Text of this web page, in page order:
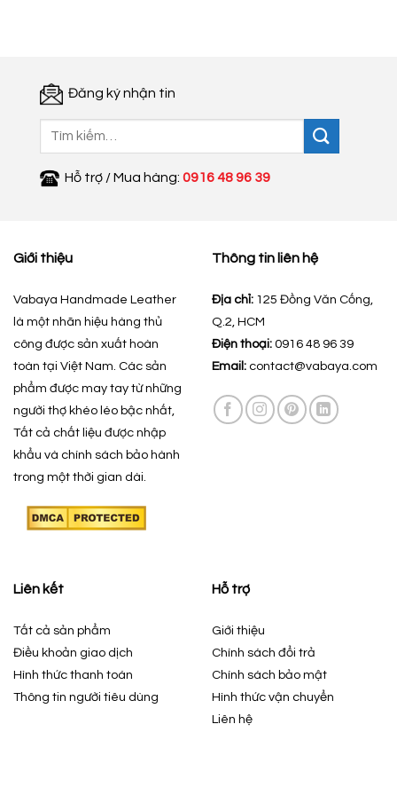
Đăng ký nhận tin
Tìm
Hỗ trợ / Mua hàng: 0916 48 96 39
Giới thiệu
Vabaya Handmade Leather
là một nhãn hiệu hàng thủ
công được sản xuất hoàn
toàn tại Việt Nam. Các sản
phẩm được may tay từ những
người thợ khéo léo bậc nhất,
Tất cả chất liệu được nhập
khẩu và chính sách bảo hành
trong một thời gian dài.
Thông tin liên hệ
Địa chỉ: 125 Đồng Văn Cống,
Q.2, HCM
Điện thoại: 0916 48 96 39
Email: contact@vabaya.com
Liên kết
Tất cả sản phẩm
Điều khoản giao dịch
Hình thức thanh toán
Thông tin người tiêu dùng
Hỗ trợ
Giới thiệu
Chính sách đổi trả
Chính sách bảo mật
Hình thức vận chuyển
Liên hệ